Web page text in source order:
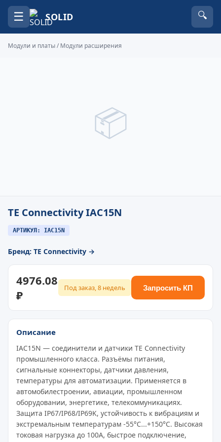
☰ SOLID 🔍
Модули и платы/Модули расширения
📦
TE Connectivity IAC15N
АРТИКУЛ: IAC15N
Бренд: TE Connectivity →
4976.08
₽
Под заказ, 8 недель Запросить КП
Описание
IAC15N — соединители и датчики TE Connectivity
промышленного класса. Разъёмы питания,
сигнальные коннекторы, датчики давления,
температуры для автоматизации. Применяется в
автомобилестроении, авиации, промышленном
оборудовании, энергетике, телекоммуникациях.
Защита IP67/IP68/IP69K, устойчивость к вибрациям и
экстремальным температурам -55°C...+150°C. Высокая
токовая нагрузка до 100A, быстрое подключение,